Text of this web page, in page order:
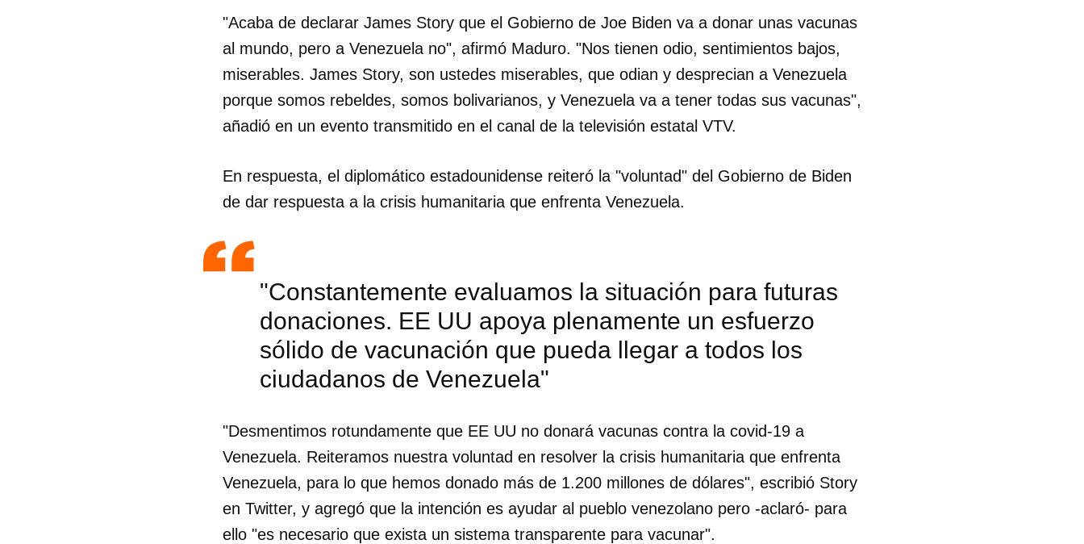
"Acaba de declarar James Story que el Gobierno de Joe Biden va a donar unas vacunas
al mundo, pero a Venezuela no", afirmó Maduro. "Nos tienen odio, sentimientos bajos,
miserables. James Story, son ustedes miserables, que odian y desprecian a Venezuela
porque somos rebeldes, somos bolivarianos, y Venezuela va a tener todas sus vacunas",
añadió en un evento transmitido en el canal de la televisión estatal VTV.
En respuesta, el diplomático estadounidense reiteró la "voluntad" del Gobierno de Biden
de dar respuesta a la crisis humanitaria que enfrenta Venezuela.
"Constantemente evaluamos la situación para futuras
donaciones. EE UU apoya plenamente un esfuerzo
sólido de vacunación que pueda llegar a todos los
ciudadanos de Venezuela"
"Desmentimos rotundamente que EE UU no donará vacunas contra la covid-19 a
Venezuela. Reiteramos nuestra voluntad en resolver la crisis humanitaria que enfrenta
Venezuela, para lo que hemos donado más de 1.200 millones de dólares", escribió Story
en Twitter, y agregó que la intención es ayudar al pueblo venezolano pero -aclaró- para
ello "es necesario que exista un sistema transparente para vacunar".